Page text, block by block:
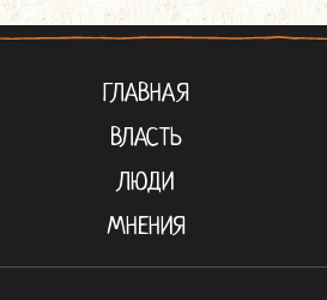
ГЛАВНАЯ
ВЛАСТЬ
ЛЮДИ
МНЕНИЯ